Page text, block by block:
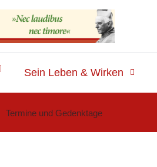
Sein Leben & Wirken
Termine und Gedenktage